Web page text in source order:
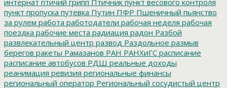
пункт пропуска путевка Путин ПФР Пшеничный пьянство
за рулем работа работодатели рабочая неделя рабочая
поездка рабочие места радиация радон Разбой
развлекательный центр развод Раздольное размыв
берегов ракеты Рамазанов РАН РАНХиГС расписание
расписание автобусов РДШ реальные доходы
реанимация ревизия региональные финансы
региональный оператор Региональный сосудистый центр